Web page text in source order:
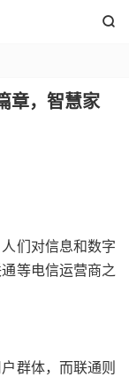

章，智慧家
们对信息和数字
等电信运营商之
群体，而联通则